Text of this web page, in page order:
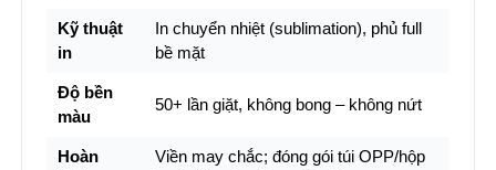
Kỹ thuật
in
In chuyển nhiệt (sublimation), phủ full
bề mặt
Độ bền
màu
50+ lần giặt, không bong – không nứt
Hoàn
Viền may chắc; đóng gói túi OPP/hộp